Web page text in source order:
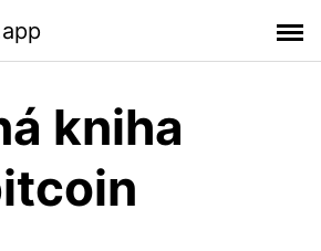
kniha